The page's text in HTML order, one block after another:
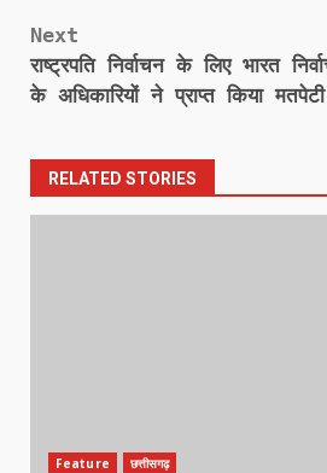
Next
राष्ट्रपति निर्वाचन के लिए भारत
के अधिकारियों ने प्राप्त किया
RELATED STORIES
Feature छत्तीसगढ़